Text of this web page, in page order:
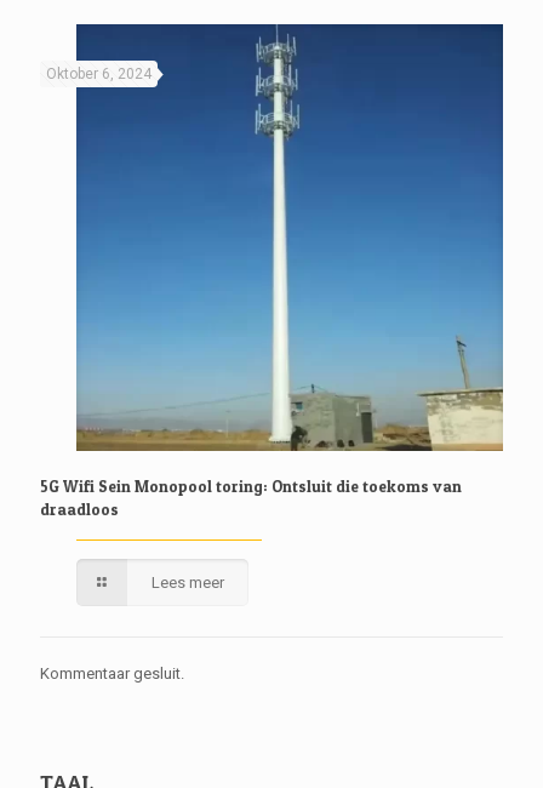
Oktober 6, 2024
5G Wifi Sein Monopool toring: Ontsluit die toekoms van
draadloos
Lees meer
Kommentaar gesluit.
TAAL